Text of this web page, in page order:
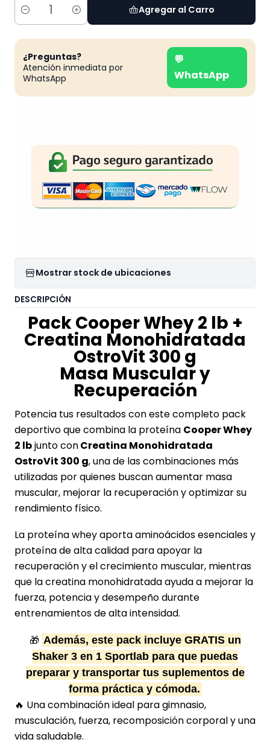
Cantidad
Agregar al Carro
¿Preguntas?
Atención inmediata por
WhatsApp
💬
WhatsApp
Mostrar stock de ubicaciones
DESCRIPCIÓN
Pack Cooper Whey 2 lb +
Creatina Monohidratada
OstroVit 300 g
Masa Muscular y
Recuperación
Potencia tus resultados con este completo pack
deportivo que combina la proteína Cooper Whey
2 lbjunto conCreatina Monohidratada
OstroVit 300 g, una de las combinaciones más
utilizadas por quienes buscan aumentar masa
muscular, mejorar la recuperación y optimizar su
rendimiento físico.
La proteína whey aporta aminoácidos esenciales y
proteína de alta calidad para apoyar la
recuperación y el crecimiento muscular, mientras
que la creatina monohidratada ayuda a mejorar la
fuerza, potencia y desempeño durante
entrenamientos de alta intensidad.
🎁 Además, este pack incluye GRATIS un
Shaker 3 en 1 Sportlab para que puedas
preparar y transportar tus suplementos de
forma práctica y cómoda.
🔥 Una combinación ideal para gimnasio,
musculación, fuerza, recomposición corporal y una
vida saludable.